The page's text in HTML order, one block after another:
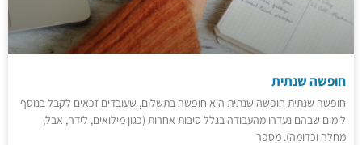
חופשה שנתית
חופשה שנתית חופשה שנתית היא חופשה בתשלום, שעובדים זכאים לקבל בנוסף
לימים שבהם נעדרו מהעבודה בגלל סיבות אחרות (כגון מילואים, לידה, אבל,
מחלה וכדומה). מספר